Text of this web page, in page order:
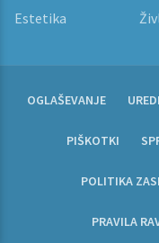
Estetika
OGLAŠEVANJE
PIŠKOTKI
POLITIKA
PRAVILA